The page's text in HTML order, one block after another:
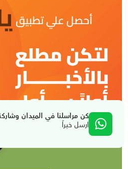
كن مراسلنا في الميدان
ارسل خبراً